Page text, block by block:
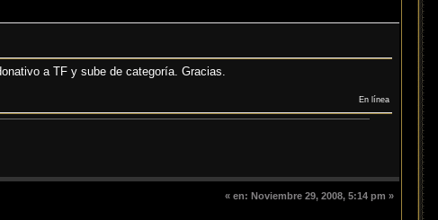
a TF y sube de categoría. Gracias.
En línea
« en: Noviembre 29, 2008, 5:14 pm »